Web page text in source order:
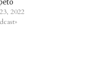
2022